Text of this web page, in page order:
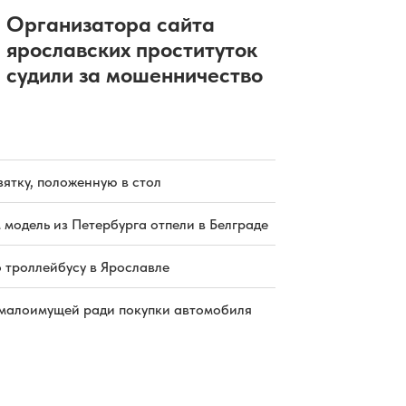
Организатора сайта
ярославских проституток
судили за мошенничество
положенную в стол
из Петербурга отпели в Белграде
троллейбусу в Ярославле
ради покупки автомобиля